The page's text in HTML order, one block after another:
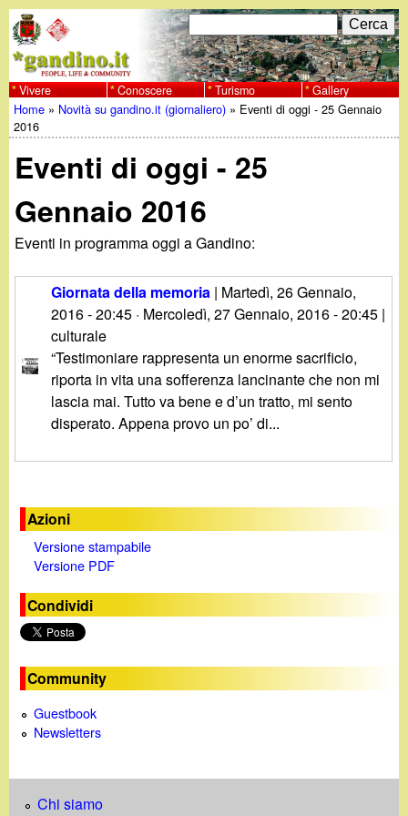
al
contenuto
principale
w
w
w
.
g
n
i
n
o
F
o
r
m
d
i
r
i
c
e
r
c
a
C
e
r
c
a
Vivere Conoscere Turismo Gallery
Tu
sei
qui
Home » Novità su gandino.it (giornaliero) » Eventi di oggi - 25 Gennaio
2016
Eventi di oggi - 25
Gennaio 2016
Eventi in programma oggi a Gandino:
Giornata della memoria | Martedì, 26 Gennaio,
2016 - 20:45 · Mercoledì, 27 Gennaio, 2016 - 20:45 |
culturale
“Testimoniare rappresenta un enorme sacrificio,
riporta in vita una sofferenza lancinante che non mi
lascia mai. Tutto va bene e d’un tratto, mi sento
disperato. Appena provo un po’ di...
Azioni
Versione stampabile
Versione PDF
Condividi
Community
Guestbook
Newsletters
Chi siamo